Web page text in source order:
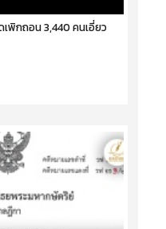
พิกถอน 3,440 คนเอี่ยว